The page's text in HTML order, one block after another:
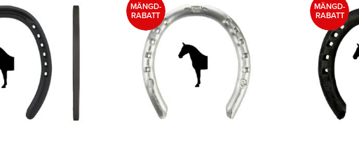
MÄNGD-
RABATT
MÄNGD-
RABATT